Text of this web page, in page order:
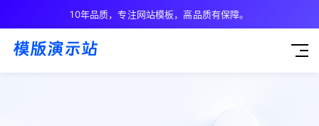
10年品质，专注网站模板，高品质有保障。